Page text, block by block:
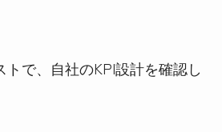
で、自社のKPI設計を確認し